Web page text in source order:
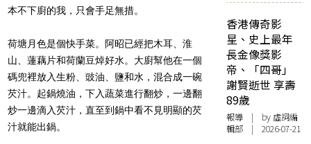
本不下廚的我，只會手足無措。
荷塘月色是個快手菜。阿昭已經把木耳、淮
山、蓮藕片和荷蘭豆焯好水。大廚幫他在一個
碼兜裡放入生粉、豉油、鹽和水，混合成一碗
芡汁。起鍋燒油，下入蔬菜進行翻炒，一邊翻
炒一邊滴入芡汁，直至到鍋中看不見明顯的芡
汁就能出鍋。
香港傳奇影
星、史上最年
長金像獎影
帝、「四哥」
謝賢逝世 享壽
89歲
報導 | by 虛詞編
輯部 | 2026-07-21